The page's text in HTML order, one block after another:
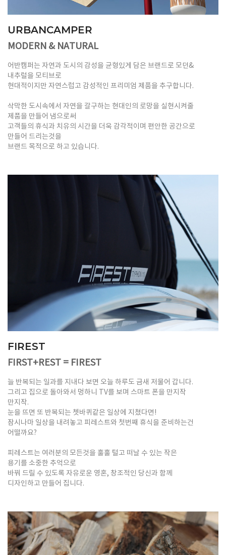
URBANCAMPER
MODERN & NATURAL
어반캠퍼는 자연과 도시의 감성을 균형있게 담은 브랜드로 모던&
내추럴을 모티브로
현대적이지만 자연스럽고 감성적인 프리미엄 제품을 추구합니다.
삭막한 도시속에서 자연을 갈구하는 현대인의 로망을 실현시켜줄
제품을 만들어 냄으로써
고객들의 휴식과 치유의 시간을 더욱 감각적이며 편안한 공간으로
만들어 드리는것을
브랜드 목적으로 하고 있습니다.
FIREST
FIRST+REST = FIREST
늘 반복되는 일과를 지내다 보면 오늘 하루도 금새 저물어 갑니다.
그리고 집으로 돌아와서 멍하니 TV를 보며 스마트 폰을 만지작
만지작.
눈을 뜨면 또 반복되는 쳇바퀴같은 일상에 지쳤다면!
잠시나마 일상을 내려놓고 피레스트와 첫번째 휴식을 준비하는건
어떨까요?
피레스트는 여러분의 모든것을 훌훌 털고 떠날 수 있는 작은
용기를 소중한 추억으로
바꿔 드릴 수 있도록 자유로운 영혼, 창조적인 당신과 함께
디자인하고 만들어 집니다.